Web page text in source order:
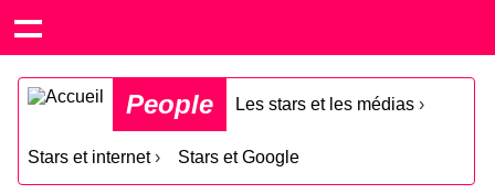
People Les stars et les médias ›
Stars et internet› Stars et Google